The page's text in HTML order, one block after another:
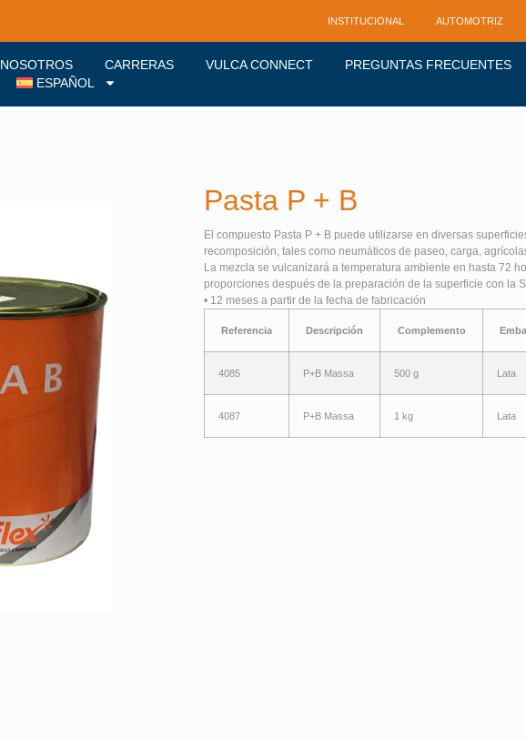
INSTITUCIONAL AUTOMOTRIZ
NOSOTROS CARRERAS VULCA CONNECT PREGUNTAS FRECUENTES
ESPAÑOL
Pasta P + B
El compuesto Pasta P + B puede utilizarse en diversas
recomposición, tales como neumáticos de paseo, carga,
La mezcla se vulcanizará a temperatura ambiente en hasta 72
proporciones después de la preparación de la superficie con la
• 12 meses a partir de la fecha de fabricación
Referencia Descripción Complemento
4085 P+B Massa 500 g Lata
4087 P+B Massa 1 kg Lata